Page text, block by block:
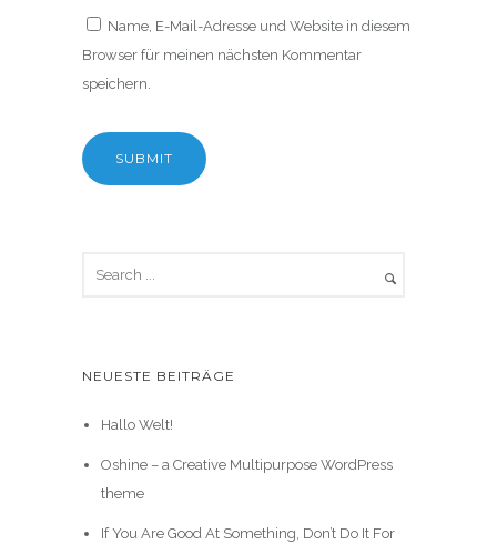
Name, E-Mail-Adresse und Website in diesem
Browser für meinen nächsten Kommentar
speichern.
NEUESTE BEITRÄGE
Hallo Welt!
Oshine – a Creative Multipurpose WordPress
theme
If You Are Good At Something, Don’t Do It For